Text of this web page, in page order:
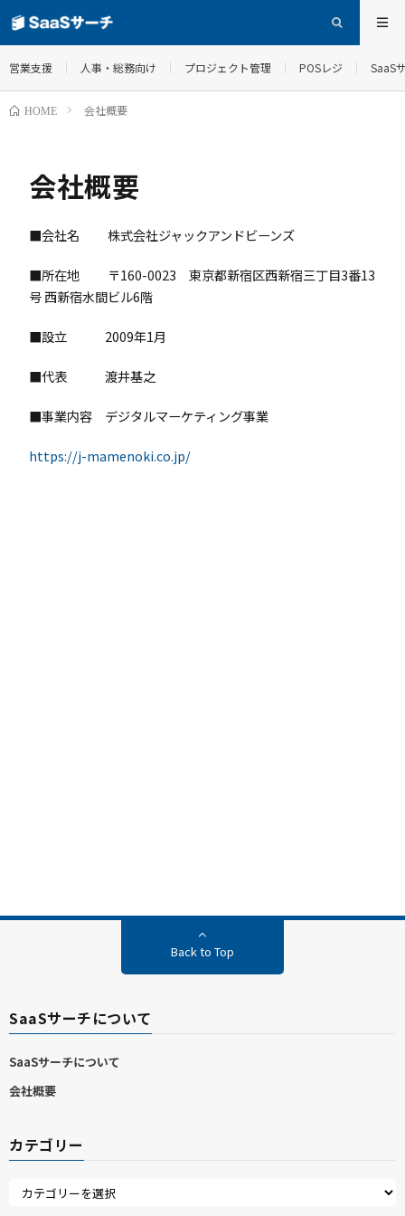
営業支援 人事・総務向け プロジェクト管理 POSレジ SaaS
HOME 会社概要
会社概要
■会社名 株式会社ジャックアンドビーンズ
■所在地 〒160-0023 東京都新宿区西新宿三丁目3番13
号 西新宿水間ビル6階
■設立 2009年1月
■代表 渡井基之
■事業内容 デジタルマーケティング事業
https://j-mamenoki.co.jp/
Back to Top
SaaSサーチについて
SaaSサーチについて
会社概要
カテゴリー